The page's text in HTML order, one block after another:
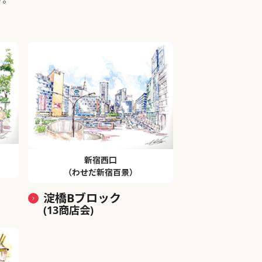
新宿西口
（わせだ新宿百景）
淀橋Bブロック
(13商店会)